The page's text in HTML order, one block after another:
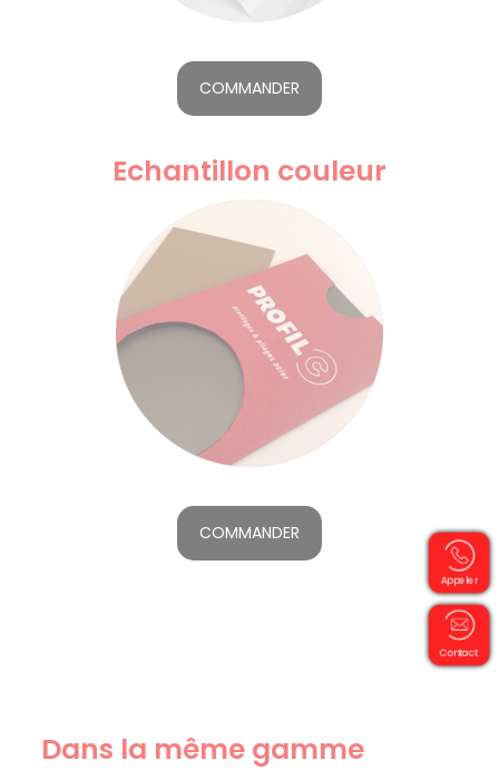
COMMANDER
Echantillon couleur
COMMANDER
Dans la même gamme
Appeler
Contact